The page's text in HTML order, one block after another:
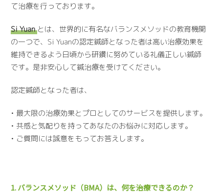
て治療を行っております。
Si Yuanとは、世界的に有名なバランスメソッドの教育機関
の一つで、Si Yuanの認定鍼師となった者は高い治療効果を
維持できるよう日頃から研鑽に努めている礼儀正しい鍼師
です。是非安心して鍼治療を受けてください。
認定鍼師となった者は、
• 最大限の治療効果とプロとしてのサービスを提供します。
• 共感と気配りを持ってあなたのお悩みに対応します。
• ご質問には誠意をもってお答えします。
1. バランスメソッド（BMA）は、何を治療できるのか？